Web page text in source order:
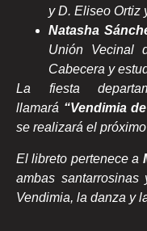
y D. Eliseo Ortiz
Natasha
Unión Vecinal
Cabecera y
La fiesta
llamará “Vendimia
se realizará el próximo
El libreto pertenece a
ambas
Vendimia, la danza y